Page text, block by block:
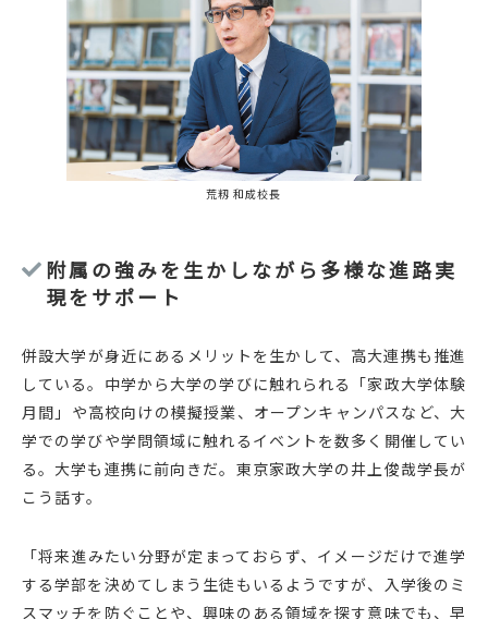
荒籾 和成校長
附属の強みを生かしながら多様な進路実
現をサポート
併設大学が身近にあるメリットを生かして、高大連携も推進
している。中学から大学の学びに触れられる「家政大学体験
月間」や高校向けの模擬授業、オープンキャンパスなど、大
学での学びや学問領域に触れるイベントを数多く開催してい
る。大学も連携に前向きだ。東京家政大学の井上俊哉学長が
こう話す。
「将来進みたい分野が定まっておらず、イメージだけで進学
する学部を決めてしまう生徒もいるようですが、入学後のミ
スマッチを防ぐことや、興味のある領域を探す意味でも、早